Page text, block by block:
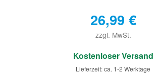
26,99 €
zzgl. MwSt.
€
Kostenloser Versand
Lieferzeit: ca. 1-2 Werktage